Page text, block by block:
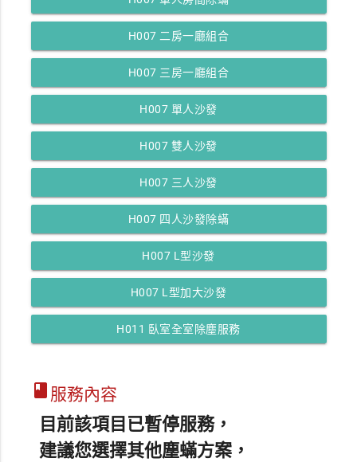
H007 二房一廳組合
H007 三房一廳組合
H007 單人沙發
H007 雙人沙發
H007 三人沙發
H007 四人沙發除蟎
H007 L型沙發
H007 L型加大沙發
H011 臥室全室除塵服務
class 服務內容
目前該項目已暫停服務，
建議您選擇其他塵蟎方案，